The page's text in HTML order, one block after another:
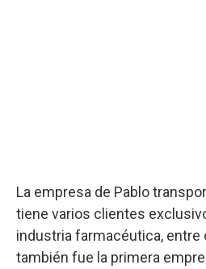
La empresa de Pablo
tiene varios clientes
industria farmacéutica, entre
también fue la primera